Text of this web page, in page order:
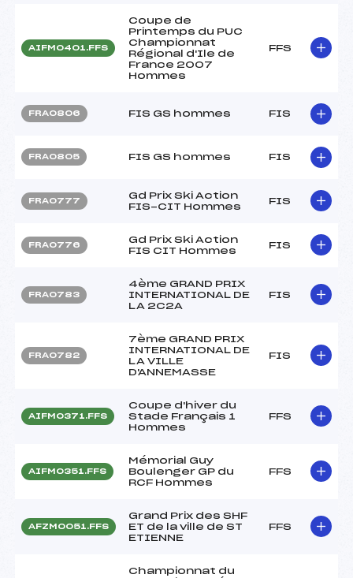
AIFM0401.FFS
Coupe de
Printemps du PUC
Championnat
Régional d'Ile de
France 2007
Hommes
FFS
FRA0806 FIS GS hommes FIS
FRA0805 FIS GS hommes FIS
FRA0777
Gd Prix Ski Action
FIS-CIT Hommes
FIS
FRA0776
Gd Prix Ski Action
FIS CIT Hommes
FIS
FRA0783
4ème GRAND PRIX
INTERNATIONAL DE
LA 2C2A
FIS
FRA0782
7ème GRAND PRIX
INTERNATIONAL DE
LA VILLE
D'ANNEMASSE
FIS
AIFM0371.FFS
Coupe d'hiver du
Stade Français 1
Hommes
FFS
AIFM0351.FFS
Mémorial Guy
Boulenger GP du
RCF Hommes
FFS
AFZM0051.FFS
Grand Prix des SHF
ET de la ville de ST
ETIENNE
FFS
Championnat du